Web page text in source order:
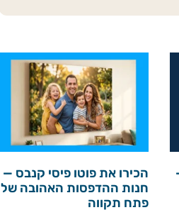
הכירו את פוטו פיסי קנבס —
חנות ההדפסות האהובה של
פתח תקווה